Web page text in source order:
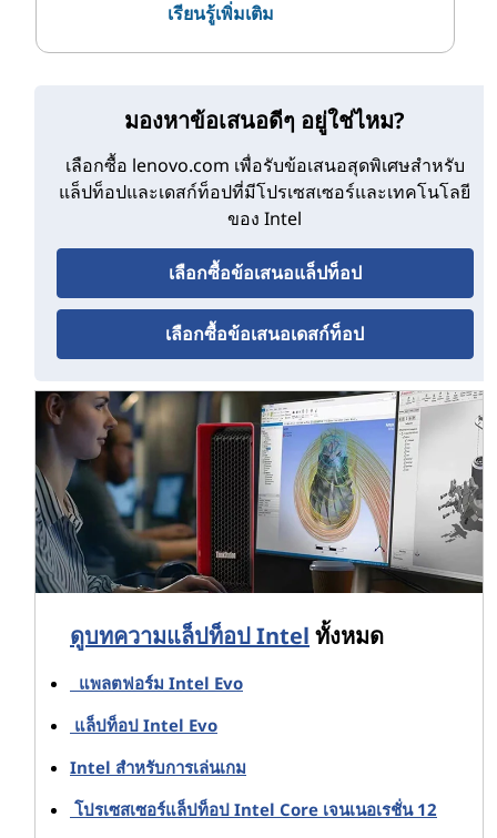
เรียนรู้เพิ่มเติม
มองหาข้อเสนอดีๆ อยู่ใช่ไหม?
เลือกซื้อ lenovo.com เพื่อรับข้อเสนอสุดพิเศษสําหรับ
แล็ปท็อปและเดสก์ท็อปที่มีโปรเซสเซอร์และเทคโนโลยี
ของ Intel
เลือกซื้อข้อเสนอแล็ปท็อป
เลือกซื้อข้อเสนอเดสก์ท็อป
ดูบทความแล็ปท็อป Intel ทั้งหมด
แพลตฟอร์ม Intel Evo
แล็ปท็อป Intel Evo
Intel สําหรับการเล่นเกม
โปรเซสเซอร์แล็ปท็อป Intel Core เจนเนอเรชั่น 12